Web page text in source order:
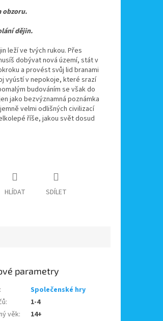
obzoru.
dějin.
leží ve tvých rukou. Přes
dobývat nová území, stát v
a provést svůj lid branami
vyústí v nepokoje, které srazí
budováním se však do
jako bezvýznamná poznámka
velmi odlišných civilizací
říše, jakou svět dosud
HLÍDAT SDÍLET
parametry
:
Společenské hry
:
1-4
věk:
14+